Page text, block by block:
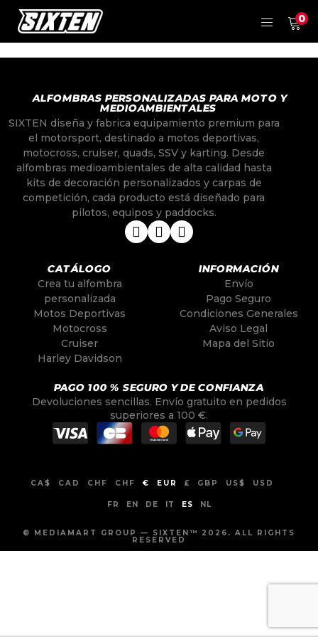
0
ALFOMBRAS PERSONALIZADAS PARA MOTO Y
MEDIOAMBIENTALES
SIXTEN diseña y fabrica equipamiento premium para
el motorsport, destinado a motos deportivas,
motocross, cruiser, quads, SSV y karting. Desde
alfombras medioambientales de alta calidad hasta
kits de decoración personalizados y carpas de
competición, cada producto está diseñado para
pilotos, equipos y paddocks.
CATÁLOGO
Crea tu alfombra
personalizada
Motos Deportivas
Motocross
Cruiser
Harley Davidson
INFORMACIÓN
Envío
Pago Seguro
Condiciones Generales
Aviso Legal
Mapa del Sitio
PAGO 100 % SEGURO Y DE CONFIANZA
Devoluciones sencillas. Envío gratuito en pedidos
superiores a 100 €.
© MEDIAMART GROUP — SIXTEN™ 2026. ALL RIGHTS
RESERVED
CA$ CAD CHF CHF € EUR £ GBP US$ USD
FR EN DE IT ES NL